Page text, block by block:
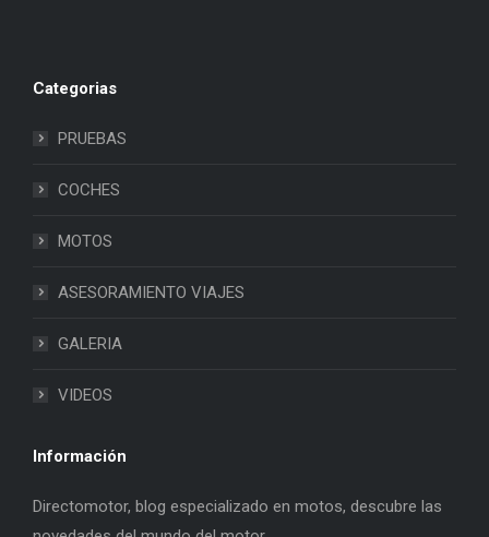
Categorias
PRUEBAS
COCHES
MOTOS
ASESORAMIENTO VIAJES
GALERIA
VIDEOS
Información
Directomotor, blog especializado en motos, descubre las